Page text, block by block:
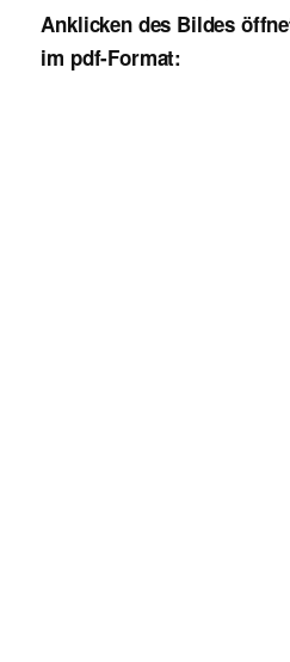
Anklicken des Bildes
im pdf-Format: